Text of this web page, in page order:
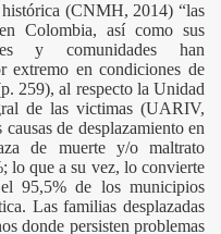
(CNMH, 2014) “las
Colombia, así como sus
y comunidades han
extremo en condiciones de
259), al respecto la Unidad
de las victimas (UARIV,
de desplazamiento en
de muerte y/o maltrato
lo que a su vez, lo convierte
95,5% de los municipios
Las familias desplazadas
donde persisten problemas